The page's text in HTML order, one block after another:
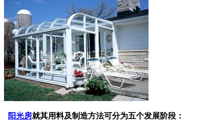
阳光房就其用料及制造方法可分为五个发展阶段：